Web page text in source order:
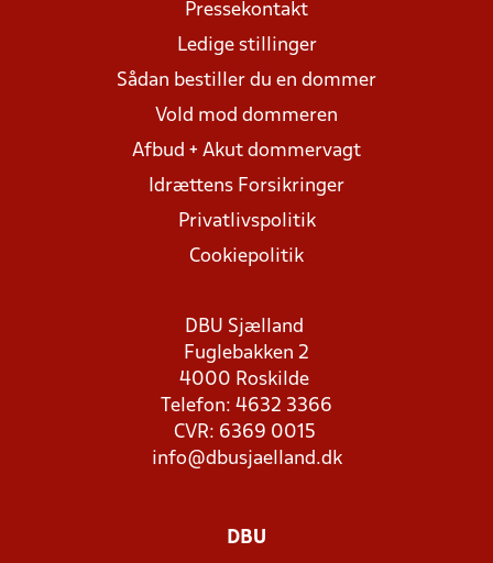
Pressekontakt
Ledige stillinger
Sådan bestiller du en dommer
Vold mod dommeren
Afbud + Akut dommervagt
Idrættens Forsikringer
Privatlivspolitik
Cookiepolitik
DBU Sjælland
Fuglebakken 2
4000 Roskilde
Telefon: 4632 3366
CVR: 6369 0015
info@dbusjaelland.dk
DBU